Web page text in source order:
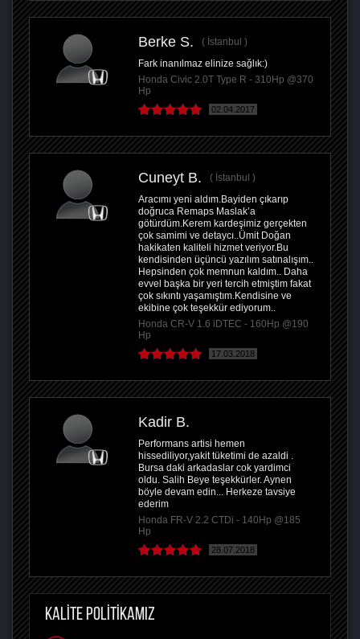
Berke S.
İstanbul
Fark inanılmaz elinize sağlık:)
Honda Civic 2.0T Type R - 310Hp @370
Hp
02.04.2017
Cuneyt B.
İstanbul
Aracımı yeni aldım.Bayiden çıkarıp
doğruca Remaps Maslak’a
götürdüm.Kerem kardeşimiz gerçekten
çok samimi ve detaycı..Ümit Doğan
hakikaten kaliteli hizmet veriyor.Bu
kendisinden üçüncü yazılım satınalışım..
Hepsinden çok memnun kaldım.. Daha
evvel başka bir yeri tercih etmiştim fakat
çok sıkıntı yaşamıştım.Kendisine ve
ekibine çok teşekkür ediyorum..
Honda CR-V 1.6 iDTEC - 160Hp @190
Hp
17.03.2018
Kadir B.
Performans artisi hemen
hissediliyor,yakit tüketimi de azaldi .
Bursa daki arkadaslar cok yardimci
oldu. Salih Beye teşekkürler. Aynen
böyle devam edin... Herkeze tavsiye
ederim
Honda FR-V 2.2 CTDi - 140Hp @185
Hp
28.07.2018
KALİTE POLİTİKAMIZ